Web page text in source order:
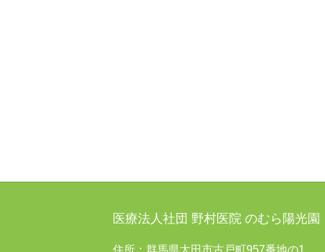
医療法人社団 野村医院 のむら陽光
住所：群馬県太田市古戸町957番地の1